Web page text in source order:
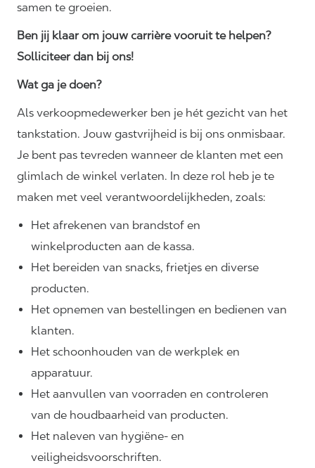
samen te groeien.
Ben jij klaar om jouw carrière vooruit te helpen?
Solliciteer dan bij ons!
Wat ga je doen?
Als verkoopmedewerker ben je hét gezicht van het
tankstation. Jouw gastvrijheid is bij ons onmisbaar.
Je bent pas tevreden wanneer de klanten met een
glimlach de winkel verlaten. In deze rol heb je te
maken met veel verantwoordelijkheden, zoals:
Het afrekenen van brandstof en
winkelproducten aan de kassa.
Het bereiden van snacks, frietjes en diverse
producten.
Het opnemen van bestellingen en bedienen van
klanten.
Het schoonhouden van de werkplek en
apparatuur.
Het aanvullen van voorraden en controleren
van de houdbaarheid van producten.
Het naleven van hygiëne- en
veiligheidsvoorschriften.